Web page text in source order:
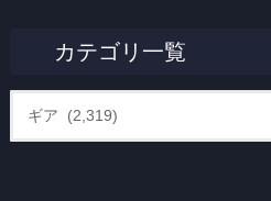
カテゴリ一覧